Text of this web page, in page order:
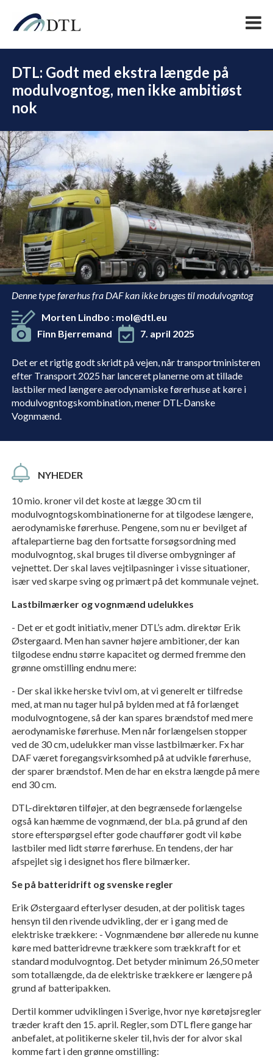
DEL
NYHEDER
DTL: Godt med ekstra længde på
modulvogntog, men ikke ambitiøst
nok
Det er et rigtig godt skridt på vejen, når transportministeren
efter Transport 2025 har lanceret planerne om at tillade
lastbiler med længere aerodynamiske førerhuse at køre i
modulvogntogskombination, mener DTL-Danske
Vognmænd.
Denne type førerhus fra DAF kan ikke bruges til modulvogntog
Morten Lindbo : mol@dtl.eu
Finn Bjerremand
7. april 2025
10 mio. kroner vil det koste at lægge 30 cm til
modulvogntogskombinationerne for at tilgodese længere,
aerodynamiske førerhuse. Pengene, som nu er bevilget af
aftalepartierne bag den fortsatte forsøgsordning med
modulvogntog, skal bruges til diverse ombygninger af
vejnettet. Der skal laves vejtilpasninger i visse situationer,
især ved skarpe sving og primært på det kommunale vejnet.
Lastbilmærker og vognmænd udelukkes
- Det er et godt initiativ, mener DTL’s adm. direktør Erik
Østergaard. Men han savner højere ambitioner, der kan
tilgodese endnu større kapacitet og dermed fremme den
grønne omstilling endnu mere:
- Der skal ikke herske tvivl om, at vi generelt er tilfredse
med, at man nu tager hul på bylden med at få forlænget
modulvogntogene, så der kan spares brændstof med mere
aerodynamiske førerhuse. Men når forlængelsen stopper
ved de 30 cm, udelukker man visse lastbilmærker. Fx har
DAF været foregangsvirksomhed på at udvikle førerhuse,
der sparer brændstof. Men de har en ekstra længde på mere
end 30 cm.
DTL-direktøren tilføjer, at den begrænsede forlængelse
også kan hæmme de vognmænd, der bl.a. på grund af den
store efterspørgsel efter gode chauffører godt vil købe
lastbiler med lidt større førerhuse. En tendens, der har
afspejlet sig i designet hos flere bilmærker.
Se på batteridrift og svenske regler
Erik Østergaard efterlyser desuden, at der politisk tages
hensyn til den rivende udvikling, der er i gang med de
elektriske trækkere: - Vognmændene bør allerede nu kunne
køre med batteridrevne trækkere som trækkraft for et
standard modulvogntog. Det betyder minimum 26,50 meter
som totallængde, da de elektriske trækkere er længere på
grund af batteripakken.
Dertil kommer udviklingen i Sverige, hvor nye køretøjsregler
træder kraft den 15. april. Regler, som DTL flere gange har
anbefalet, at politikerne skeler til, hvis der for alvor skal
komme fart i den grønne omstilling: